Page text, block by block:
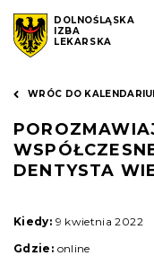
DOLNOŚLĄSKA
IZBA
LEKARSKA
WRÓC DO
DENTYSTA
Kiedy: 9 kwietnia 2022
Gdzie: online